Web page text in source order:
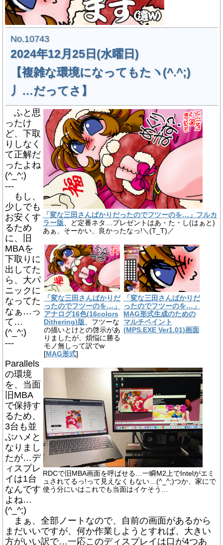
No.10743
2024年12月25日(水曜日)
【複雑な環境になってもたヽ(^.^;)
丿…だってさ】
「変な三田さんばかりだったのでフツーのを…」フルカ
ラー版、ど定番ネタ…プレゼントはあ・た・し(はぁと)
あぁ、そーかい、良かったなっ!＼(T_T)／
「変な三田さんばかりだ
ったのでフツーのを…」
アナログ16色(16colors
Dithering)版、フツーな
の描いとけとの啓示があ
りましたが、煩悩に勝る
モノ無しって訳でw
[MAG形式]
「変な三田さんばかりだ
ったのでフツーのを…」
MAG形式生成のための
マルチペイント
(MPS.EXE Ver1.01)画面
RDCで旧MBA画面を呼ばせる…一瞬M2上でIntelがエミ
ュされてるっ!って見えなくもない…(^_^;)つか、家にで
使う分にいはこれでも当面はイケそう…
ふと思
ったけ
ど、下取
りしなく
て正解だ
ったよね
(^_^;)
---
もし、
少しでも
お安くす
るため
に、旧
MBAを
下取りに
出してた
ら、大パ
ニックに
なってた
なぁ…っ
て…
(^_^;)
---
Parallels
の環境
を、当面
旧MBA
で保持す
るため、
3台も並
ぶハメと
なりまし
たが…デ
ィスプレ
イは1台
なんです
よね…
(^_^;)
まぁ、全部ノートなので、自前の画面があるから
まだいいですが、何か作業しようとすれば、大きい
方がいい訳で…一応このディスプレイは口が4つあ